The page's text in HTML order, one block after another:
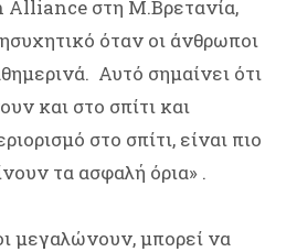
Alliance στη Μ.Βρετανία,
όταν οι άνθρωποι
Αυτό σημαίνει ότι
και στο σπίτι και
στο σπίτι, είναι πιο
τα ασφαλή όρια» .
μεγαλώνουν, μπορεί να